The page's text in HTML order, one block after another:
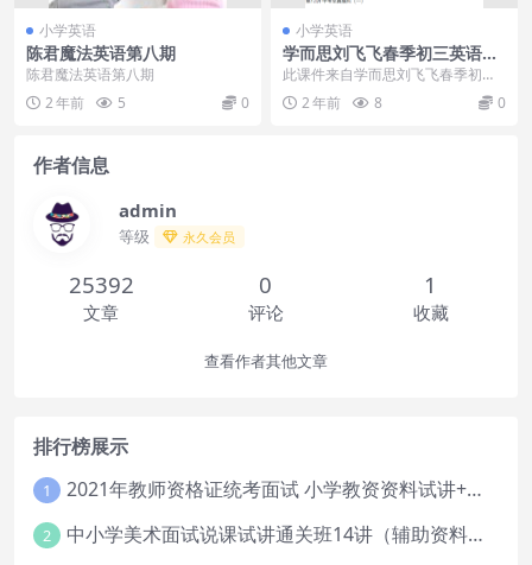
小学英语
陈君魔法英语第八期
陈君魔法英语第八期
2 年前
5 0
小学英语
学而思刘飞飞春季初三英语目
标班课程（全国版中考压轴
此课件来自学而思刘飞飞春季初三
英语目标班课程（全国版中考压轴
题），着重讲解中考压...
2 年前 8 0
作者信息
admin
等级 永久会员
25392
文章
0
评论
1
收藏
查看作者其他文章
排行榜展示
1 2021年教师资格证统考面试 小学教资资料试讲+答辩
2 中小学美术面试说课试讲通关班14讲（辅助资料第一套）